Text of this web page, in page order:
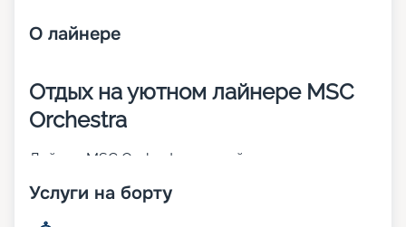
О лайнере
Отдых на уютном лайнере MSC
Orchestra
Лайнер MSC Orchestra – яркий представитель
через 10 лет претерпел реновацию. Корабль
Услуги на борту